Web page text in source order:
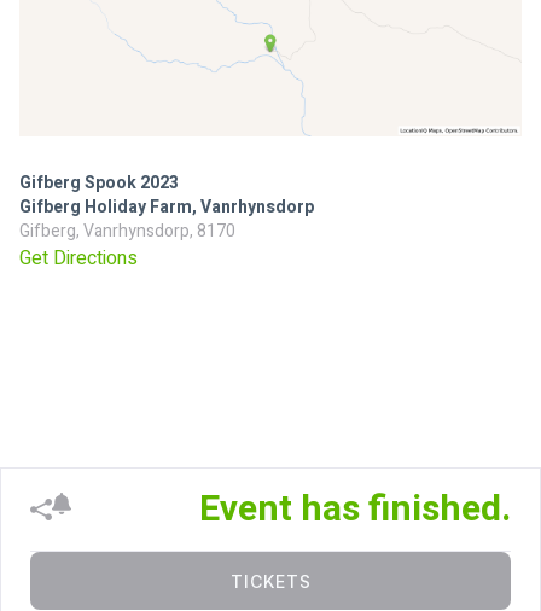
Gifberg Spook 2023
Gifberg Holiday Farm, Vanrhynsdorp
Gifberg, Vanrhynsdorp, 8170
Get Directions
Event has finished.
TICKETS